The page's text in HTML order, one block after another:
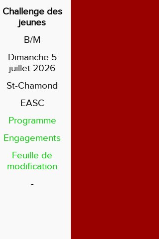
Challenge des
jeunes
B/M
Dimanche 5
juillet 2026
St-Chamond
EASC
Programme
Engagements
Feuille de
modification
-